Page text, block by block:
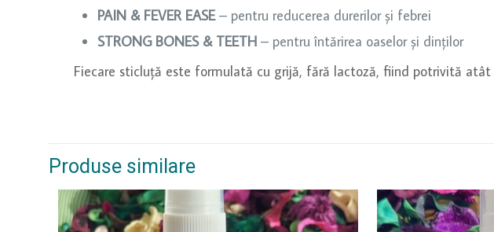
PAIN & FEVER EASE– pentru reducerea durerilor și febrei
STRONG BONES & TEETH– pentru întărirea oaselor și dinților
Fiecare sticluță este formulată cu grijă, fără lactoză, fiind potrivită
Produse similare